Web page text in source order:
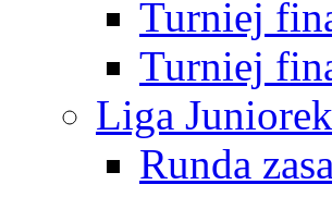
Turniej
Turniej
Liga
Runda